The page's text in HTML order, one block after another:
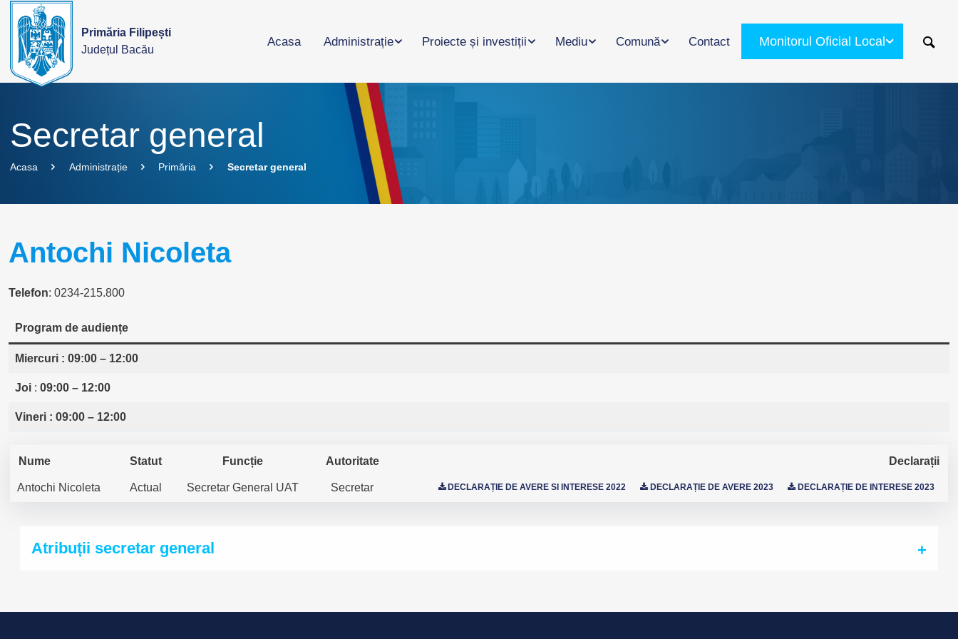
Primăria Filipești
Județul Bacău
Acasa Administrație Proiecte și investiții Mediu Comună Contact Monitorul Oficial Local
Secretar general
Acasa Administrație Primăria Secretar general
Antochi Nicoleta
Telefon: 0234-215.800
Program de audiențe
Miercuri : 09:00 – 12:00
Joi : 09:00 – 12:00
Vineri : 09:00 – 12:00
Nume Statut Funcție Autoritate Declarații
Antochi Nicoleta Actual Secretar General UAT Secretar DECLARAȚIE DE AVERE SI INTERESE 2022 DECLARAȚIE DE AVERE 2023 DECLARAȚIE DE INTERESE 2023
Atribuții secretar general